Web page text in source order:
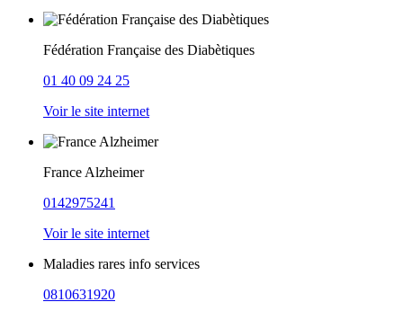
Fédération Française des Diabètiques
01 40 09 24 25
Voir le site internet
France Alzheimer
0142975241
Voir le site internet
Maladies rares info services
0810631920